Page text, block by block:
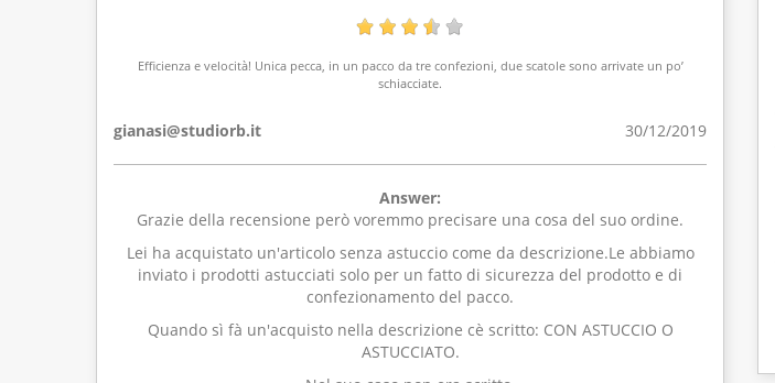
Efficienza e velocità! Unica pecca, in un pacco da tre confezioni, due scatole sono arrivate un po’
schiacciate.
gianasi@studiorb.it 30/12/2019
Answer:
Grazie della recensione però voremmo precisare una cosa del suo ordine.
Lei ha acquistato un'articolo senza astuccio come da descrizione.Le abbiamo
inviato i prodotti astucciati solo per un fatto di sicurezza del prodotto e di
confezionamento del pacco.
Quando sì fà un'acquisto nella descrizione cè scritto: CON ASTUCCIO O
ASTUCCIATO.